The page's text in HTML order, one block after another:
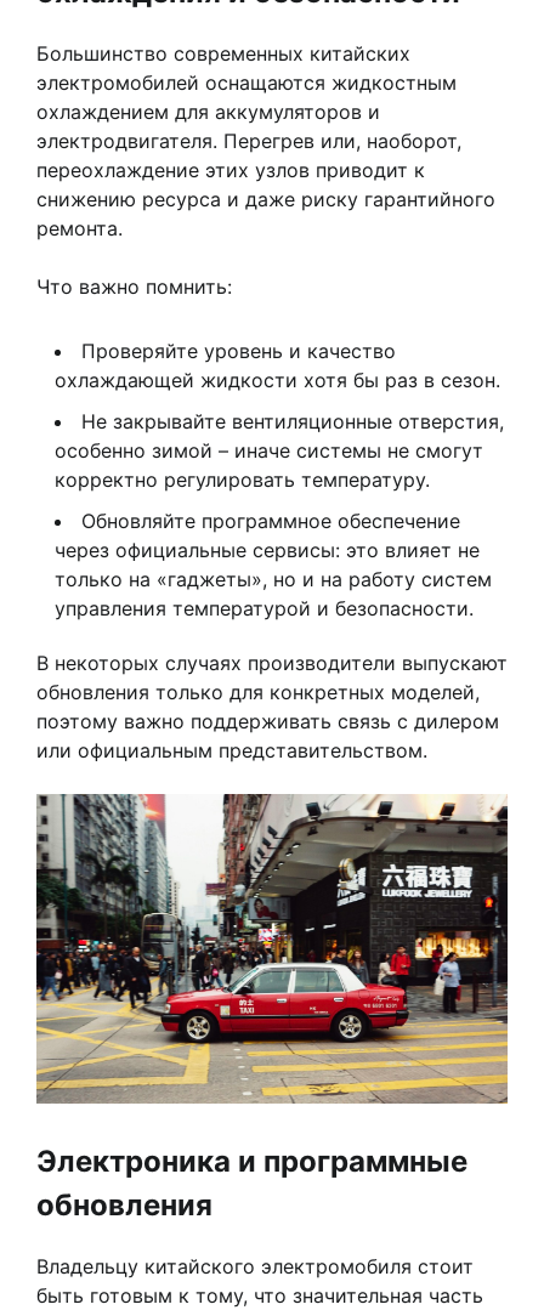
Большинство современных китайских
электромобилей оснащаются жидкостным
охлаждением для аккумуляторов и
электродвигателя. Перегрев или, наоборот,
переохлаждение этих узлов приводит к
снижению ресурса и даже риску гарантийного
ремонта.
Что важно помнить:
Проверяйте уровень и качество
охлаждающей жидкости хотя бы раз в сезон.
Не закрывайте вентиляционные отверстия,
особенно зимой – иначе системы не смогут
корректно регулировать температуру.
Обновляйте программное обеспечение
через официальные сервисы: это влияет не
только на «гаджеты», но и на работу систем
управления температурой и безопасности.
В некоторых случаях производители выпускают
обновления только для конкретных моделей,
поэтому важно поддерживать связь с дилером
или официальным представительством.
Электроника и программные
обновления
Владельцу китайского электромобиля стоит
быть готовым к тому, что значительная часть